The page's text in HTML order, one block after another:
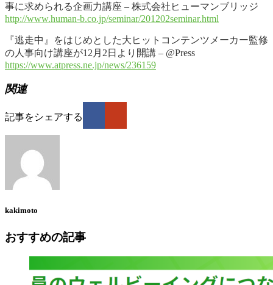
事に求められる企画力講座 – 株式会社ヒューマンブリッジ
http://www.human-b.co.jp/seminar/201202seminar.html
『逃走中』をはじめとした大ヒットコンテンツメーカー監修
の人事向け講座が12月2日より開講 – @Press
https://www.atpress.ne.jp/news/236159
関連
記事をシェアする
kakimoto
おすすめの記事